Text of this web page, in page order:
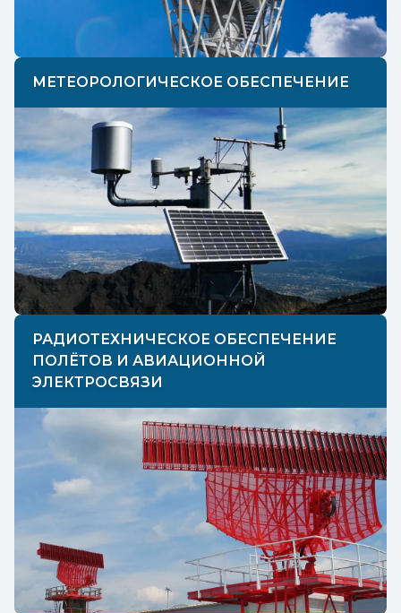
МЕТЕОРОЛОГИЧЕСКОЕ ОБЕСПЕЧЕНИЕ
РАДИОТЕХНИЧЕСКОЕ ОБЕСПЕЧЕНИЕ
ПОЛЁТОВ И АВИАЦИОННОЙ
ЭЛЕКТРОСВЯЗИ